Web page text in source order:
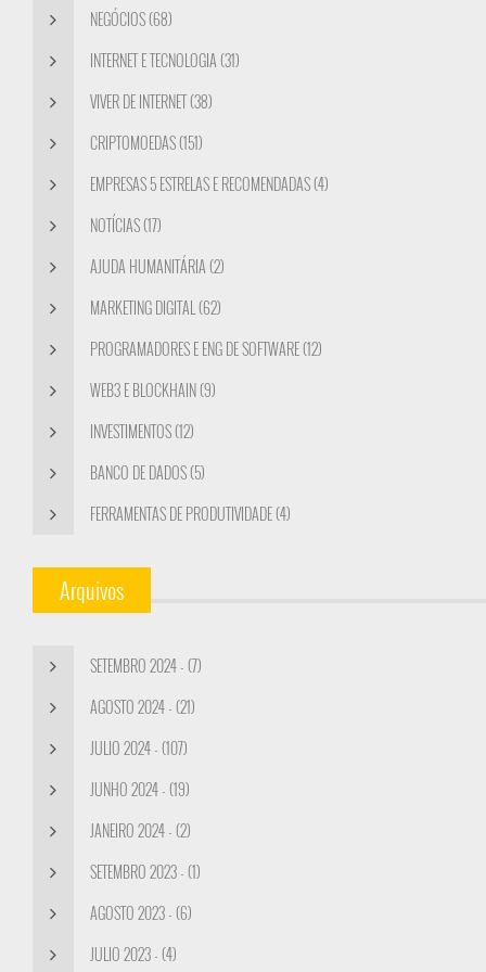
NEGÓCIOS (68)
INTERNET E TECNOLOGIA (31)
VIVER DE INTERNET (38)
CRIPTOMOEDAS (151)
EMPRESAS 5 ESTRELAS E RECOMENDADAS (4)
NOTÍCIAS (17)
AJUDA HUMANITÁRIA (2)
MARKETING DIGITAL (62)
PROGRAMADORES E ENG DE SOFTWARE (12)
WEB3 E BLOCKHAIN (9)
INVESTIMENTOS (12)
BANCO DE DADOS (5)
FERRAMENTAS DE PRODUTIVIDADE (4)
Arquivos
SETEMBRO 2024 - (7)
AGOSTO 2024 - (21)
JULIO 2024 - (107)
JUNHO 2024 - (19)
JANEIRO 2024 - (2)
SETEMBRO 2023 - (1)
AGOSTO 2023 - (6)
JULIO 2023 - (4)